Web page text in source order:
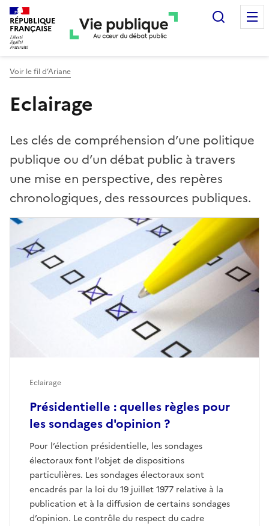
RÉPUBLIQUE
FRANÇAISE
Voir le fil d’Ariane
Eclairage
Les clés de compréhension d’une politique
publique ou d’un débat public à travers
une mise en perspective, des repères
chronologiques, des ressources publiques.
Présidentielle : quelles règles pour
les sondages d'opinion ?
Pour l’élection présidentielle, les sondages
électoraux font l’objet de dispositions
particulières. Les sondages électoraux sont
encadrés par la loi du 19 juillet 1977 relative à la
publication et à la diffusion de certains sondages
d’opinion. Le contrôle du respect du cadre
Eclairage